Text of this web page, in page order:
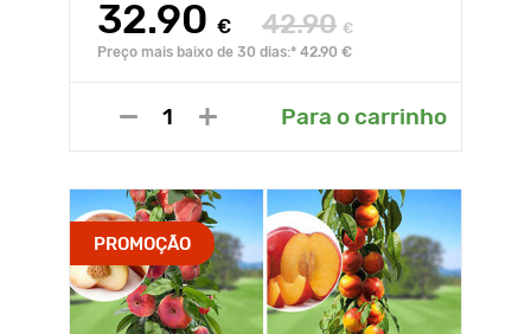
32.90 € 42.90 €
Preço mais baixo de 30 dias:* 42.90 €
Para o carrinho
PROMOÇÃO